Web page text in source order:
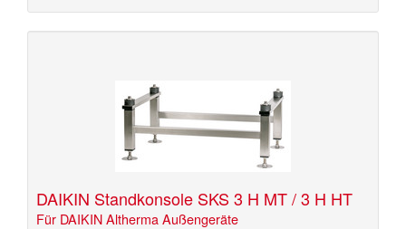
DAIKIN Standkonsole SKS 3 H MT / 3 H HT
Für DAIKIN Altherma Außengeräte